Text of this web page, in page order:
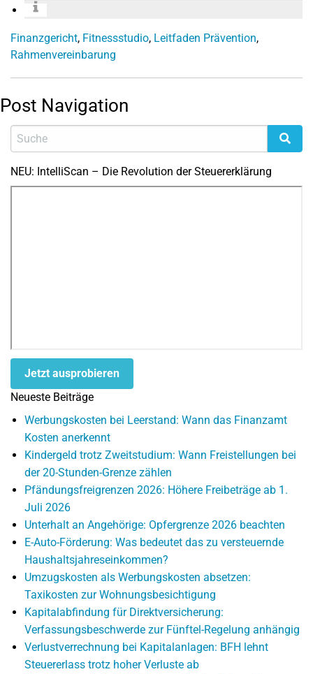
Finanzgericht, Fitnessstudio, Leitfaden Prävention,
Rahmenvereinbarung
Post Navigation
NEU: IntelliScan – Die Revolution der Steuererklärung
Jetzt ausprobieren
Neueste Beiträge
Werbungskosten bei Leerstand: Wann das Finanzamt
Kosten anerkennt
Kindergeld trotz Zweitstudium: Wann Freistellungen bei
der 20-Stunden-Grenze zählen
Pfändungsfreigrenzen 2026: Höhere Freibeträge ab 1.
Juli 2026
Unterhalt an Angehörige: Opfergrenze 2026 beachten
E-Auto-Förderung: Was bedeutet das zu versteuernde
Haushaltsjahreseinkommen?
Umzugskosten als Werbungskosten absetzen:
Taxikosten zur Wohnungsbesichtigung
Kapitalabfindung für Direktversicherung:
Verfassungsbeschwerde zur Fünftel-Regelung anhängig
Verlustverrechnung bei Kapitalanlagen: BFH lehnt
Steuererlass trotz hoher Verluste ab